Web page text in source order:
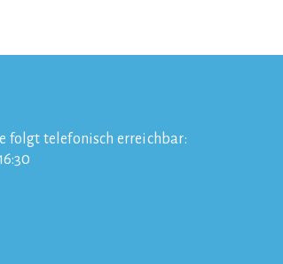
folgt telefonisch erreichbar: